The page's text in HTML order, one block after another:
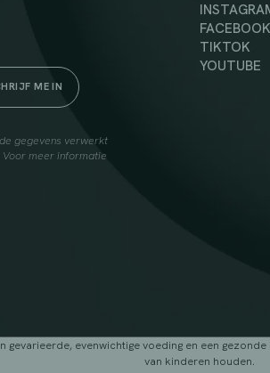
gegevens verwerkt
meer informatie
FACEBOOK
TIKTOK
YOUTUBE
evenwichtige voeding en een
van kinderen houden.